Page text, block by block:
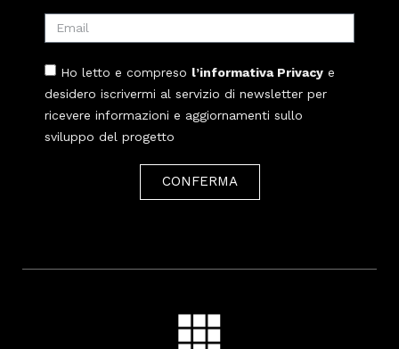
Ho letto e compreso l’informativa Privacy e
desidero iscrivermi al servizio di newsletter per
ricevere informazioni e aggiornamenti sullo
sviluppo del progetto
CONFERMA